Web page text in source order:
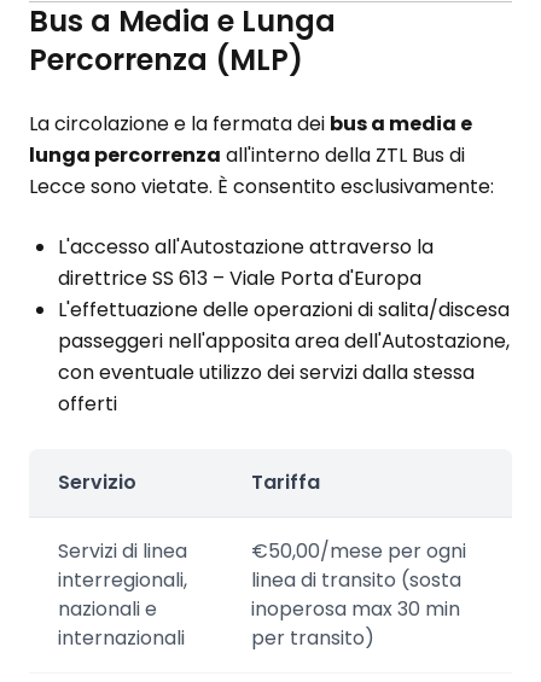
Bus a Media e Lunga
Percorrenza (MLP)
La circolazione e la fermata dei bus a media e
lunga percorrenza all'interno della ZTL Bus di
Lecce sono vietate. È consentito esclusivamente:
L'accesso all'Autostazione attraverso la
direttrice SS 613 – Viale Porta d'Europa
L'effettuazione delle operazioni di salita/discesa
passeggeri nell'apposita area dell'Autostazione,
con eventuale utilizzo dei servizi dalla stessa
offerti
Servizio Tariffa
Servizi di linea
interregionali,
nazionali e
internazionali
€50,00/mese per ogni
linea di transito (sosta
inoperosa max 30 min
per transito)